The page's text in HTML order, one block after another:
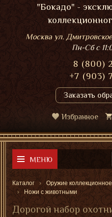
"Бокадо" -
Москва ул.
Пн-Сбс
8 (800)
+7 (903)
Заказать
Избранное
МЕНЮ
Каталог Оружие коллекционное
Ножи с животными
Дорогой набор